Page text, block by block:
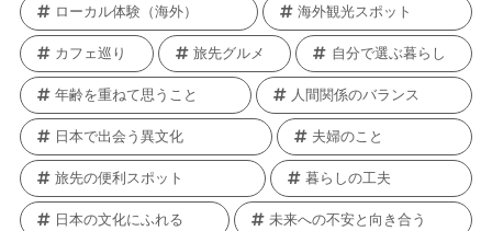
ローカル体験（海外） 海外観光スポット
カフェ巡り 旅先グルメ 自分で選ぶ暮らし
年齢を重ねて思うこと 人間関係のバランス
日本で出会う異文化 夫婦のこと
旅先の便利スポット 暮らしの工夫
日本の文化にふれる 未来への不安と向き合う